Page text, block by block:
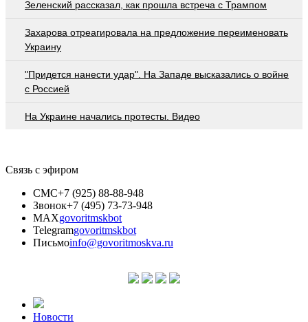
Зеленский рассказал, как прошла встреча с Трампом
Захарова отреагировала на предложение переименовать
Украину
"Придется нанести удар". На Западе высказались о войне
с Россией
На Украине начались протесты. Видео
Связь с эфиром
СМС+7 (925) 88-88-948
Звонок+7 (495) 73-73-948
MAXgovoritmskbot
Telegramgovoritmskbot
Письмоinfo@govoritmoskva.ru
Новости